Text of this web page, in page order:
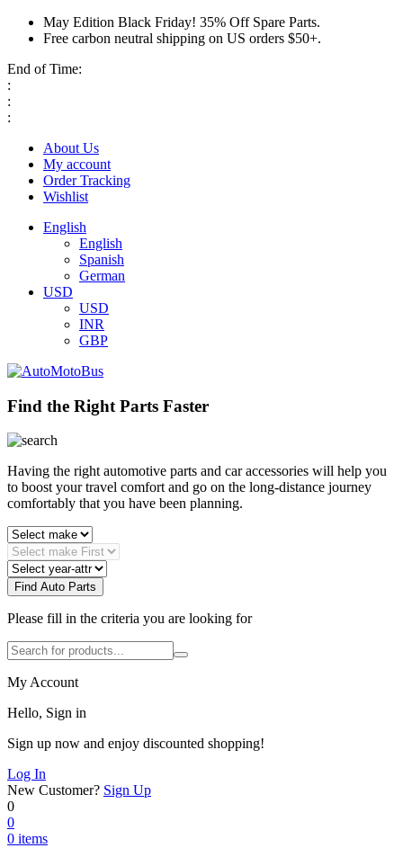
May Edition Black Friday! 35% Off Spare Parts.
Free carbon neutral shipping on US orders $50+.
End of Time:
:
:
:
About Us
My account
Order Tracking
Wishlist
English
English
Spanish
German
USD
USD
INR
GBP
Find the Right Parts Faster
Having the right automotive parts and car accessories will help you
to boost your travel comfort and go on the long-distance journey
comfortably that you have been planning.
Find Auto Parts
Please fill in the criteria you are looking for
My Account
Hello, Sign in
Sign up now and enjoy discounted shopping!
Log In
New Customer? Sign Up
0
0
0 items